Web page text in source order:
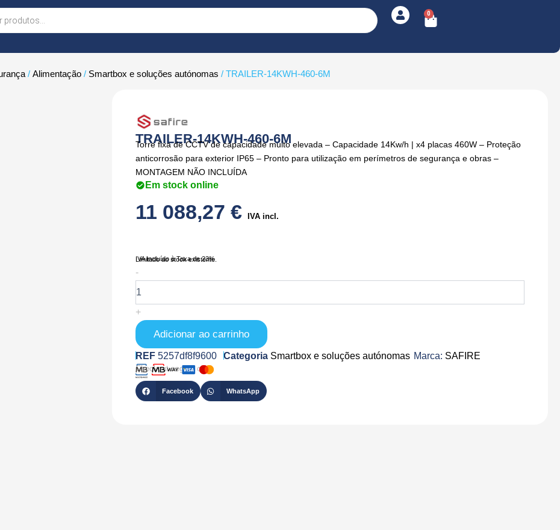
0
Cart
/Alimentação / Smartbox e soluções autónomas / TRAILER-14KWH-460-6M
TRAILER-14KWH-460-6M
Torre fixa de CCTV de capacidade muito elevada – Capacidade 14Kw/h | x4 placas 460W – Proteção
anticorrosão para exterior IP65 – Pronto para utilização em perímetros de segurança e obras –
MONTAGEM NÃO INCLUÍDA
Em stock online
11 088,27€ IVA incl.
IVA Incluído à Taxa de 23%
Limitado ao stock existente.
-
de
TRAILER-
14KWH-
460-
+
Adicionar ao carrinho
REF5257df8f9600 Categoria Smartbox e soluções autónomas Marca: SAFIRE
Checkout seguro com
Facebook WhatsApp